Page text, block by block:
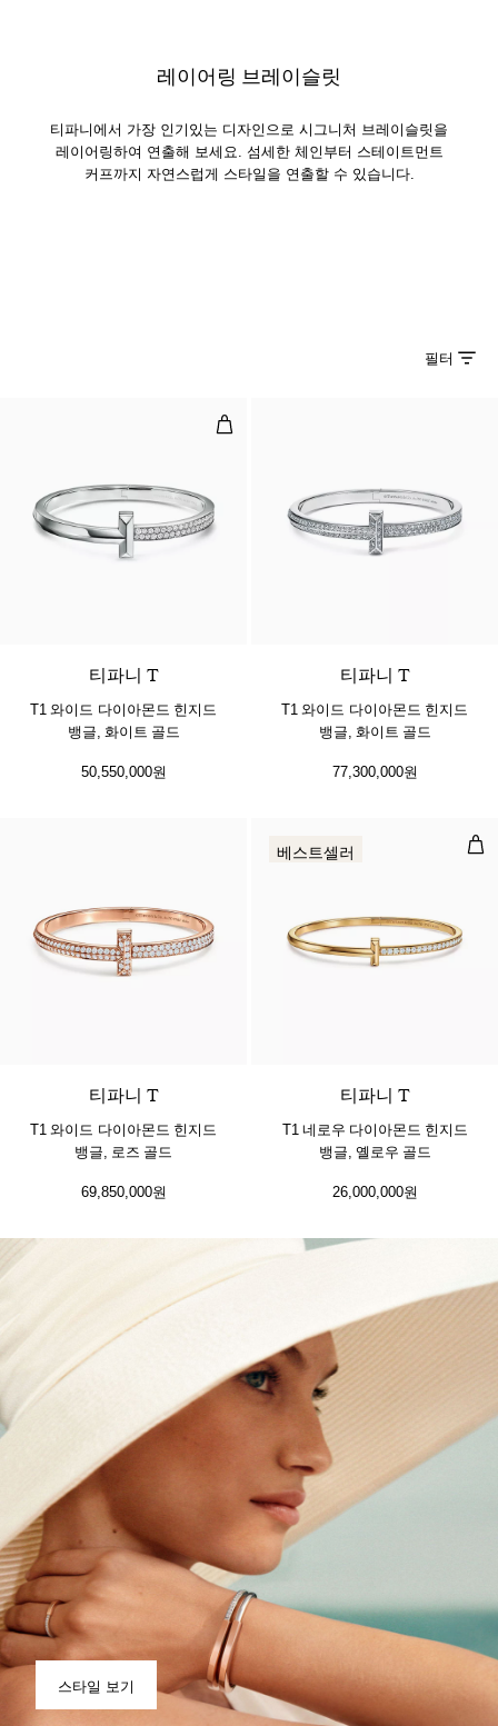
레이어링 브레이슬릿
티파니에서 가장 인기있는 디자인으로 시그니처 브레이슬릿을
레이어링하여 연출해 보세요. 섬세한 체인부터 스테이트먼트
커프까지 자연스럽게 스타일을 연출할 수 있습니다.
필터
T1 와이드 다이아몬드 힌지드 뱅글,
티파니 T
T1 와이드 다이아몬드 힌지드
뱅글, 화이트 골드
50,550,000원
티파니 T
T1 와이드 다이아몬드 힌지드
뱅글, 화이트 골드
77,300,000원
티파니 T
T1 와이드 다이아몬드 힌지드
뱅글, 로즈 골드
69,850,000원
T1
베스트셀러
티파니 T
T1 네로우 다이아몬드 힌지드
뱅글, 옐로우 골드
26,000,000원
스타일 보기